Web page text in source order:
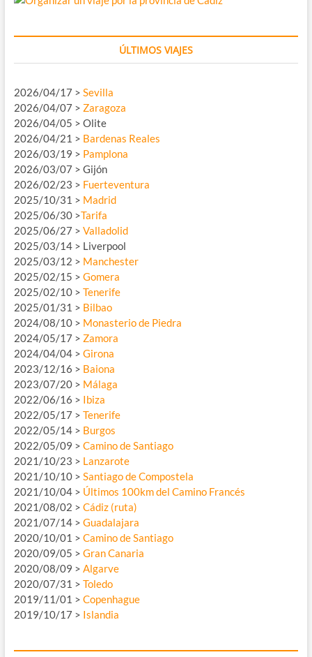
ÚLTIMOS VIAJES
2026/04/17 > Sevilla
2026/04/07 > Zaragoza
2026/04/05 > Olite
2026/04/21 > Bardenas Reales
2026/03/19 > Pamplona
2026/03/07 > Gijón
2026/02/23 > Fuerteventura
2025/10/31 > Madrid
2025/06/30 >Tarifa
2025/06/27 > Valladolid
2025/03/14 > Liverpool
2025/03/12 > Manchester
2025/02/15 > Gomera
2025/02/10 > Tenerife
2025/01/31 > Bilbao
2024/08/10 > Monasterio de Piedra
2024/05/17 > Zamora
2024/04/04 > Girona
2023/12/16 > Baiona
2023/07/20 > Málaga
2022/06/16 > Ibiza
2022/05/17 > Tenerife
2022/05/14 > Burgos
2022/05/09 > Camino de Santiago
2021/10/23 > Lanzarote
2021/10/10 > Santiago de Compostela
2021/10/04 > Últimos 100km del Camino Francés
2021/08/02 > Cádiz (ruta)
2021/07/14 > Guadalajara
2020/10/01 > Camino de Santiago
2020/09/05 > Gran Canaria
2020/08/09 > Algarve
2020/07/31 > Toledo
2019/11/01 > Copenhague
2019/10/17 > Islandia